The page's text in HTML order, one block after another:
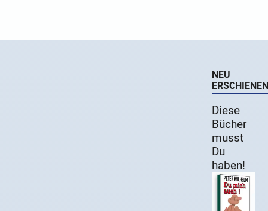
NEU
ERSCHIENEN
Diese
Bücher
musst
Du
haben!